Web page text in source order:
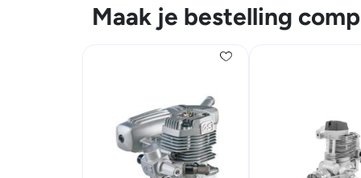
Maak je bestelling